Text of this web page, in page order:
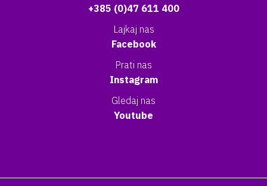
+385 (0)47 611 400
Lajkaj nas
Facebook
Prati nas
Instagram
Gledaj nas
Youtube